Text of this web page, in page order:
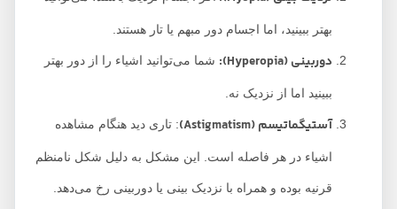
بهتر ببینید، اما اجسام دور مبهم یا تار هستند.
دوربینی (Hyperopia): شما می‌توانید اشیاء را از دور بهتر
ببینید اما از نزدیک نه.
آستیگماتیسم (Astigmatism) : تاری دید هنگام مشاهده
اشیاء در هر فاصله است. این مشکل به دلیل شکل نامنظم
قرنیه بوده و همراه با نزدیک بینی یا دوربینی رخ می‌دهد.